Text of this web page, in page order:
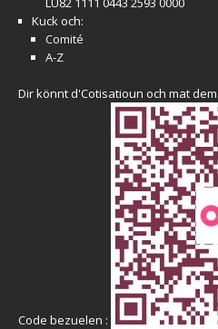
Kuck och:
Comité
A-Z
Dir könnt d'Cotisatioun och mat
Code bezuelen :